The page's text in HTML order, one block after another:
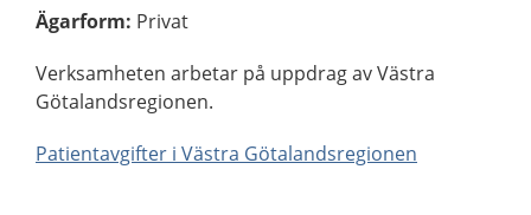
Ägarform: Privat
Verksamheten arbetar på uppdrag av Västra
Götalandsregionen.
Patientavgifter i Västra Götalandsregionen